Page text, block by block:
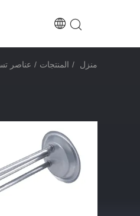
منزل / المنتجات / عناصر